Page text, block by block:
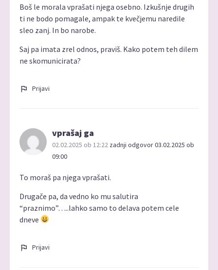
Boš le morala vprašati njega osebno. Izkušnje drugih
ti ne bodo pomagale, ampak te kvečjemu naredile
sleo zanj. In bo narobe.
Saj pa imata zrel odnos, praviš. Kako potem teh dilem
ne skomunicirata?
Prijavi
vprašaj ga
02.02.2025 ob 12:22 zadnji odgovor 03.02.2025 ob
09:00
To moraš pa njega vprašati.
Drugače pa, da vedno ko mu salutira
“praznimo”…..lahko samo to delava potem cele
dneve
Prijavi